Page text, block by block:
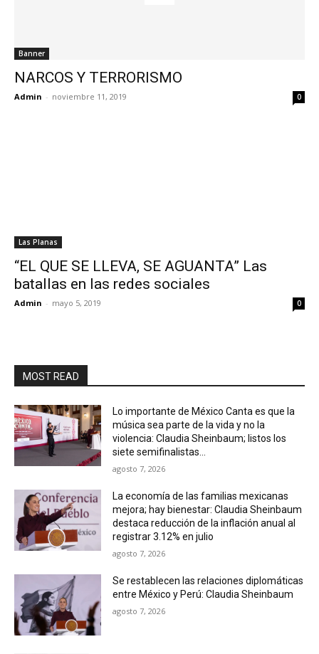
Banner
NARCOS Y TERRORISMO
Admin - noviembre 11, 2019 0
Las Planas
“EL QUE SE LLEVA, SE AGUANTA” Las
batallas en las redes sociales
Admin - mayo 5, 2019 0
MOST READ
Lo importante de México Canta es que la
música sea parte de la vida y no la
violencia: Claudia Sheinbaum; listos los
siete semifinalistas...
agosto 7, 2026
La economía de las familias mexicanas
mejora; hay bienestar: Claudia Sheinbaum
destaca reducción de la inflación anual al
registrar 3.12% en julio
agosto 7, 2026
Se restablecen las relaciones diplomáticas
entre México y Perú: Claudia Sheinbaum
agosto 7, 2026